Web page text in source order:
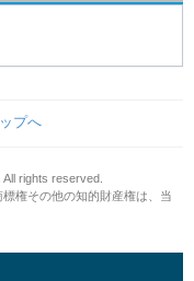
プへ
rights reserved.
権その他の知的財産権は、当